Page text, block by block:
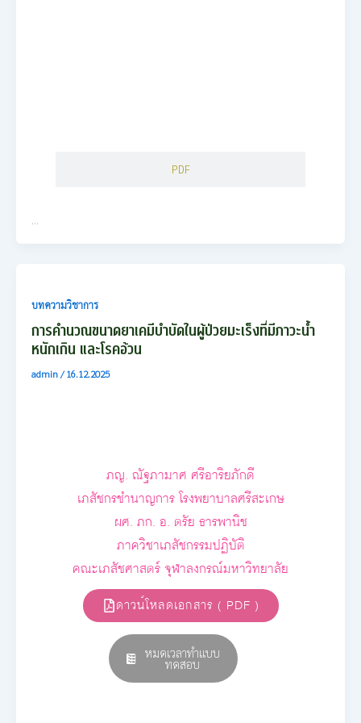
PDF
บทความวิชาการ
การคำนวณขนาดยาเคมีบำบัดในผู้ป่วยมะเร็งที่มีภาวะน้ำ
หนักเกิน และโรคอ้วน
admin/16.12.2025
ภญ. ณัฐภามาศ ศรีอาริยภักดี
เภสัชกรชำนาญการ โรงพยาบาลศรีสะเกษ
ผศ. ภก. อ. ตรัย ธารพานิช
ภาควิชาเภสัชกรรมปฏิบัติ
คณะเภสัชศาสตร์ จุฬาลงกรณ์มหาวิทยาลัย
ดาวน์โหลดเอกสาร ( PDF )
หมดเวลาทำแบบ
ทดสอบ